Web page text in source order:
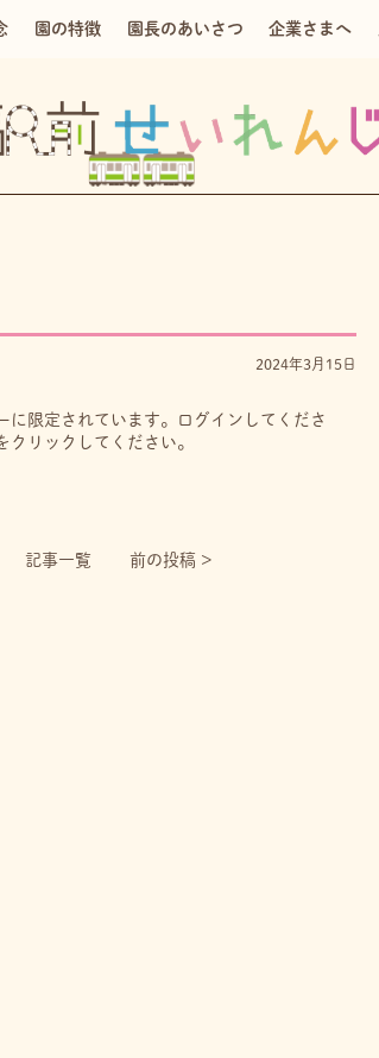
園の特徴 園長のあいさつ 企業さまへ
2024年3月15日
に限定されています。ログインしてくださ
クリックしてください。
記事一覧 前の投稿 >